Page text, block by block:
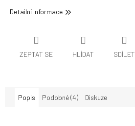
Detailní informace
ZEPTAT SE HLÍDAT SDÍLET
Popis Podobné (4) Diskuze